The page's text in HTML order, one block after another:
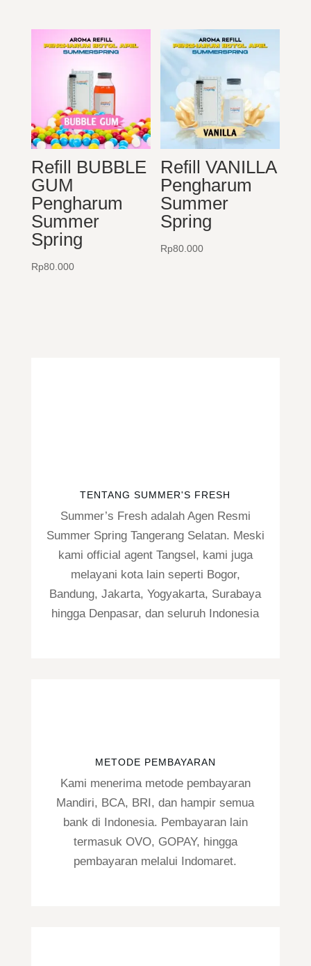
Refill BUBBLE
GUM
Pengharum
Summer
Spring
Rp80.000
Refill VANILLA
Pengharum
Summer
Spring
Rp80.000
TENTANG SUMMER'S FRESH
Summer’s Fresh adalah Agen Resmi
Summer Spring Tangerang Selatan. Meski
kami official agent Tangsel, kami juga
melayani kota lain seperti Bogor,
Bandung, Jakarta, Yogyakarta, Surabaya
hingga Denpasar, dan seluruh Indonesia
METODE PEMBAYARAN
Kami menerima metode pembayaran
Mandiri, BCA, BRI, dan hampir semua
bank di Indonesia. Pembayaran lain
termasuk OVO, GOPAY, hingga
pembayaran melalui Indomaret.